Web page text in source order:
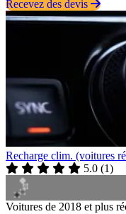
Recevez des devis
Recharge clim. (voitures
5.0 (1)
Voitures de 2018 et plus